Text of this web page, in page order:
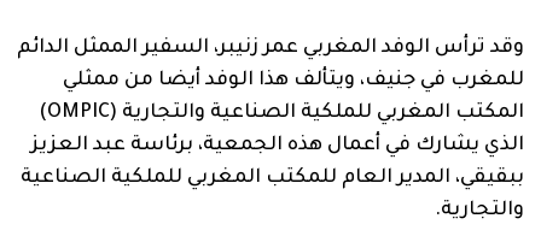
وقد ترأس الوفد المغربي عمر زنيبر، السفير الممثل الدائم
للمغرب في جنيف، ويتألف هذا الوفد أيضا من ممثلي
المكتب المغربي للملكية الصناعية والتجارية (OMPIC)
الذي يشارك في أعمال هذه الجمعية، برئاسة عبد العزيز
ببقيقي، المدير العام للمكتب المغربي للملكية الصناعية
والتجارية.